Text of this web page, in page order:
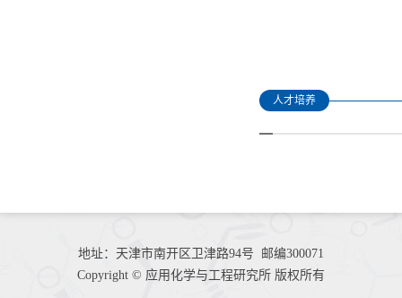
人才培养
地址：天津市南开区卫津路94号 邮编300071
Copyright © 应用化学与工程研究所 版权所有